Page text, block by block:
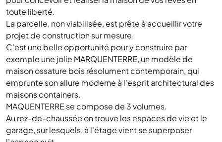
toute liberté.
La parcelle, non viabilisée, est prête à accueillir votre
projet de construction sur mesure.
C'est une belle opportunité pour y construire par
exemple une jolie MARQUENTERRE, un modèle de
maison ossature bois résolument contemporain, qui
emprunte son allure moderne à l'esprit architectural des
maisons containers.
MAQUENTERRE se compose de 3 volumes.
Au rez-de-chaussée on trouve les espaces de vie et le
garage, sur lesquels, à l'étage vient se superposer
l'espace nuit.